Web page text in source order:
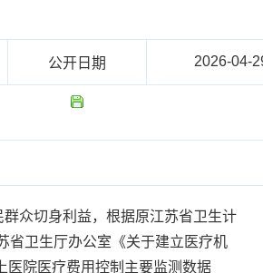
公开日期 2026-04-
众切身利益，根据原江苏省卫生计
省卫生厅办公室《关于建立医疗机
医院医疗费用控制主要监测数据